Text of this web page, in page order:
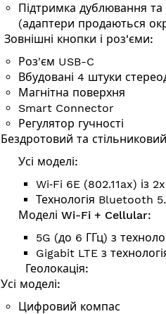
Підтримка дублю­вання
(адаптери продаються
Зовнішні кнопки і роз'єми:
Роз'єм USB-C
Вбудовані 4 штуки
Магнітна поверхня
Smart Connector
Регулятор гучності
Бездротовий та
Усі моделі:
Wi‑Fi 6E (802.11ax) із
Технологія Bluetooth
Моделі Wi-Fi + Cellular:
5G (до 6 ГГц) з
Gigabit LTE з
Геолокація:
Усі моделі:
Цифровий компас